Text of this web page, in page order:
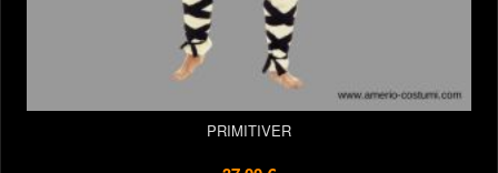
PRIMITIVER